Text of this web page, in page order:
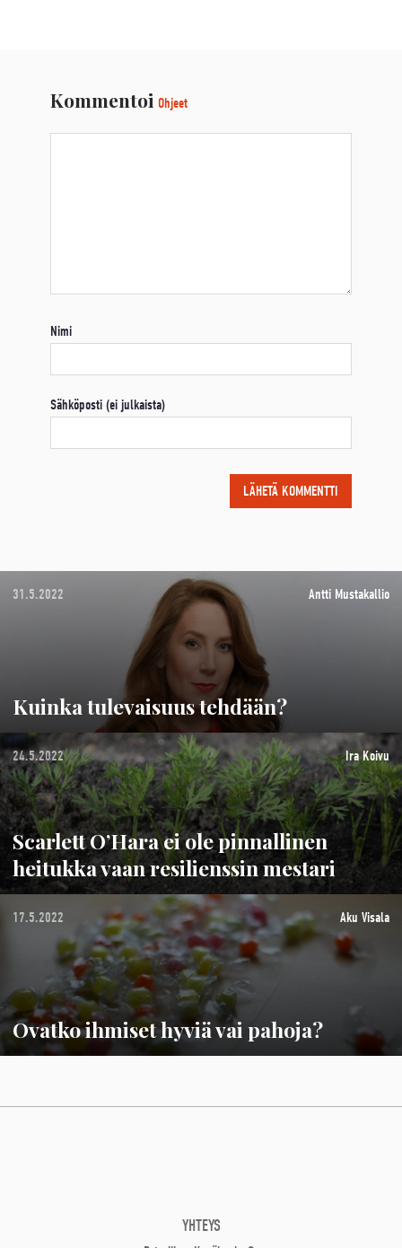
Kommentoi Ohjeet
Nimi
Sähköposti (ei julkaista)
31.5.2022 Antti Mustakallio
Kuinka tulevaisuus tehdään?
24.5.2022 Ira Koivu
Scarlett O’Hara ei ole pinnallinen
heitukka vaan resilienssin mestari
17.5.2022 Aku Visala
Ovatko ihmiset hyviä vai pahoja?
YHTEYS